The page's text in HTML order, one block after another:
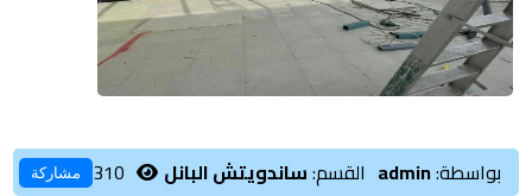
بواسطة:admin القسم:ساندويتش البانل 310 مشاركة